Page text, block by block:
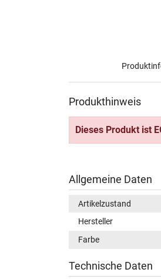
Produkthinweis
Dieses Produkt ist
Allgemeine Daten
Artikelzustand
Hersteller
Farbe
Technische Daten